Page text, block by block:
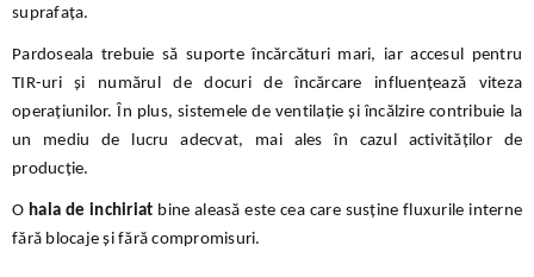
suprafața.
Pardoseala trebuie să suporte încărcături mari, iar accesul pentru
TIR-uri și numărul de docuri de încărcare influențează viteza
operațiunilor. În plus, sistemele de ventilație și încălzire contribuie la
un mediu de lucru adecvat, mai ales în cazul activităților de
producție.
O hala de inchiriat bine aleasă este cea care susține fluxurile interne
fără blocaje și fără compromisuri.